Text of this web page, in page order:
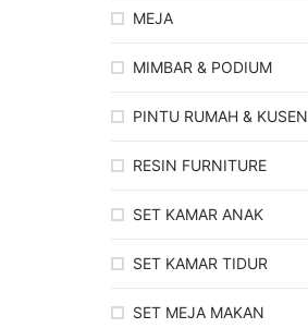
MEJA
MIMBAR & PODIUM
PINTU RUMAH & KUSEN
RESIN FURNITURE
SET KAMAR ANAK
SET KAMAR TIDUR
SET MEJA MAKAN